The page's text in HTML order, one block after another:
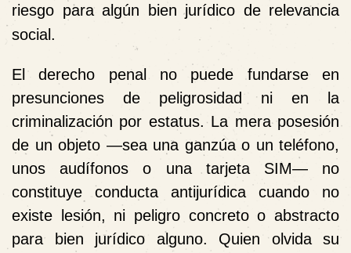
riesgo para algún bien jurídico de relevancia
social.
El derecho penal no puede fundarse en
presunciones de peligrosidad ni en la
criminalización por estatus. La mera posesión
de un objeto —sea una ganzúa o un teléfono,
unos audífonos o una tarjeta SIM— no
constituye conducta antijurídica cuando no
existe lesión, ni peligro concreto o abstracto
para bien jurídico alguno. Quien olvida su